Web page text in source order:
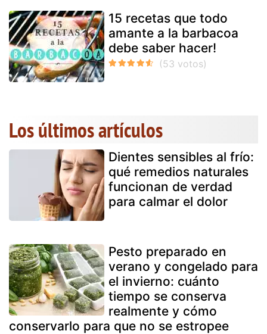
15 recetas que todo
amante a la barbacoa
debe saber hacer!
Los últimos artículos
Dientes sensibles al frío:
qué remedios naturales
funcionan de verdad
para calmar el dolor
Pesto preparado en
verano y congelado para
el invierno: cuánto
tiempo se conserva
realmente y cómo
conservarlo para que no se estropee